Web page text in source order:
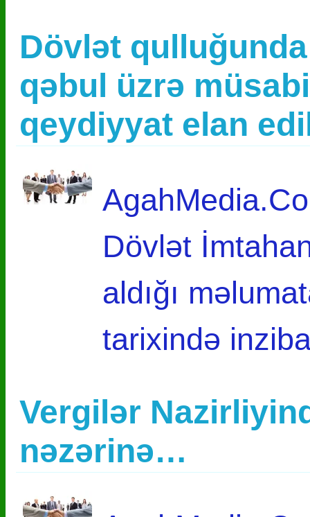
Dövlət
qəbul üzrə
qeydiyyat elan
Dövlət
aldığı
tarixində
Vergilər
nəzərinə…